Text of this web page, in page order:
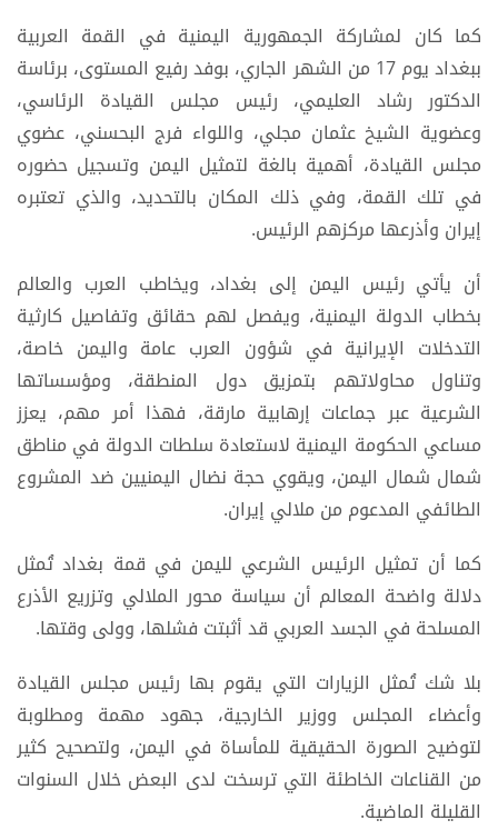
كما كان لمشاركة الجمهورية اليمنية في القمة العربية
ببغداد يوم 17 من الشهر الجاري، بوفد رفيع المستوى، برئاسة
الدكتور رشاد العليمي، رئيس مجلس القيادة الرئاسي،
وعضوية الشيخ عثمان مجلي، واللواء فرج البحسني، عضوي
مجلس القيادة، أهمية بالغة لتمثيل اليمن وتسجيل حضوره
في تلك القمة، وفي ذلك المكان بالتحديد، والذي تعتبره
إيران وأذرعها مركزهم الرئيس.
أن يأتي رئيس اليمن إلى بغداد، ويخاطب العرب والعالم
بخطاب الدولة اليمنية، ويفصل لهم حقائق وتفاصيل كارثية
التدخلات الإيرانية في شؤون العرب عامة واليمن خاصة،
وتناول محاولاتهم بتمزيق دول المنطقة، ومؤسساتها
الشرعية عبر جماعات إرهابية مارقة، فهذا أمر مهم، يعزز
مساعي الحكومة اليمنية لاستعادة سلطات الدولة في مناطق
شمال شمال اليمن، ويقوي حجة نضال اليمنيين ضد المشروع
الطائفي المدعوم من ملالي إيران.
كما أن تمثيل الرئيس الشرعي لليمن في قمة بغداد تُمثل
دلالة واضحة المعالم أن سياسة محور الملالي وتزريع الأذرع
المسلحة في الجسد العربي قد أثبتت فشلها، وولى وقتها.
بلا شك تُمثل الزيارات التي يقوم بها رئيس مجلس القيادة
وأعضاء المجلس ووزير الخارجية، جهود مهمة ومطلوبة
لتوضيح الصورة الحقيقية للمأساة في اليمن، ولتصحيح كثير
من القناعات الخاطئة التي ترسخت لدى البعض خلال السنوات
القليلة الماضية.